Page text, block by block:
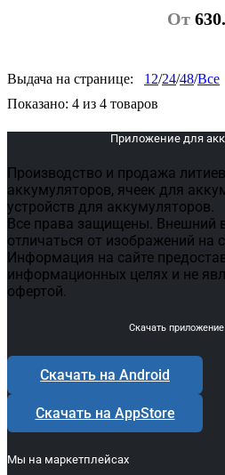
От
Выдача на странице: 12/24/48/Все
Показано: 4 из 4 товаров
Приложение для
Производство и продажа
аккумуляторов, ячеек для
устройств для аккумуляторов.
Все права защищены. Внешний
отличаться от изображений на
Информация на сайте
информационных целях и не
офертой.
Скачать
Скачать на Android
Скачать на AppStore
Мы на маркетплейсах